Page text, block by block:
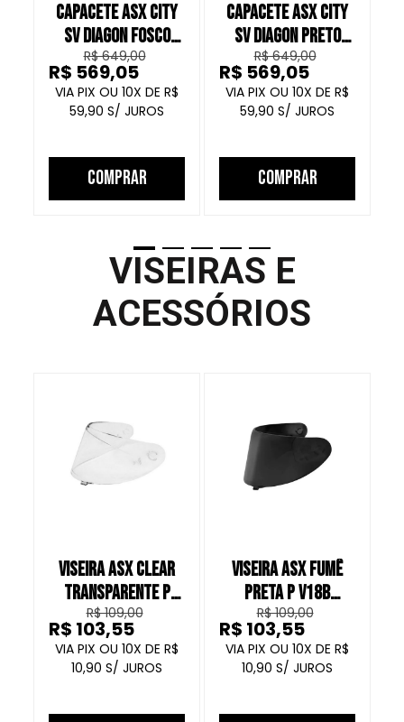
CAPACETE ASX CITY
SV DIAGON FOSCO
CINZA ROSA ROXO
R$ 649,00
10
R$
59,90
R$ 569,05
COMPRAR
CAPACETE ASX CITY
SV DIAGON PRETO
BRILHO VERMELHO
GRAFITE
R$ 649,00
10
R$
59,90
R$ 569,05
COMPRAR
VISEIRAS E
ACESSÓRIOS
VISEIRA ASX CLEAR
TRANSPARENTE P
V18B CAPACETE
FECHADO
R$ 109,00
10
R$
10,90
R$ 103,55
VISEIRA ASX FUMÊ
PRETA P V18B
CAPACETE FECHADO
R$ 109,00
10
R$
10,90
R$ 103,55